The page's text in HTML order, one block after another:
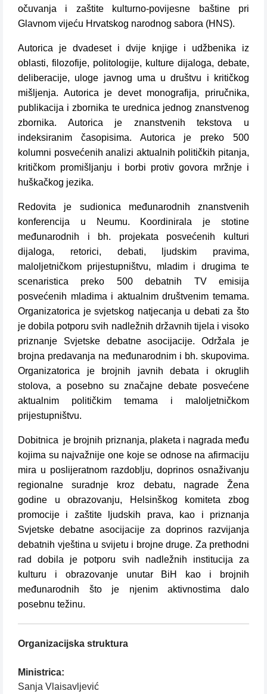
očuvanja i zaštite kulturno-povijesne baštine pri
Glavnom vijeću Hrvatskog narodnog sabora (HNS).
Autorica je dvadeset i dvije knjige i udžbenika iz
oblasti, filozofije, politologije, kulture dijaloga, debate,
deliberacije, uloge javnog uma u društvu i kritičkog
mišljenja. Autorica je devet monografija, priručnika,
publikacija i zbornika te urednica jednog znanstvenog
zbornika. Autorica je znanstvenih tekstova u
indeksiranim časopisima. Autorica je preko 500
kolumni posvećenih analizi aktualnih političkih pitanja,
kritičkom promišljanju i borbi protiv govora mržnje i
huškačkog jezika.
Redovita je sudionica međunarodnih znanstvenih
konferencija u Neumu. Koordinirala je stotine
međunarodnih i bh. projekata posvećenih kulturi
dijaloga, retorici, debati, ljudskim pravima,
maloljetničkom prijestupništvu, mladim i drugima te
scenaristica preko 500 debatnih TV emisija
posvećenih mladima i aktualnim društvenim temama.
Organizatorica je svjetskog natjecanja u debati za što
je dobila potporu svih nadležnih državnih tijela i visoko
priznanje Svjetske debatne asocijacije. Održala je
brojna predavanja na međunarodnim i bh. skupovima.
Organizatorica je brojnih javnih debata i okruglih
stolova, a posebno su značajne debate posvećene
aktualnim političkim temama i maloljetničkom
prijestupništvu.
Dobitnica je brojnih priznanja, plaketa i nagrada među
kojima su najvažnije one koje se odnose na afirmaciju
mira u poslijeratnom razdoblju, doprinos osnaživanju
regionalne suradnje kroz debatu, nagrade Žena
godine u obrazovanju, Helsinškog komiteta zbog
promocije i zaštite ljudskih prava, kao i priznanja
Svjetske debatne asocijacije za doprinos razvijanja
debatnih vještina u svijetu i brojne druge. Za prethodni
rad dobila je potporu svih nadležnih institucija za
kulturu i obrazovanje unutar BiH kao i brojnih
međunarodnih što je njenim aktivnostima dalo
posebnu težinu.
Organizacijska struktura
Ministrica:
Sanja Vlaisavljević